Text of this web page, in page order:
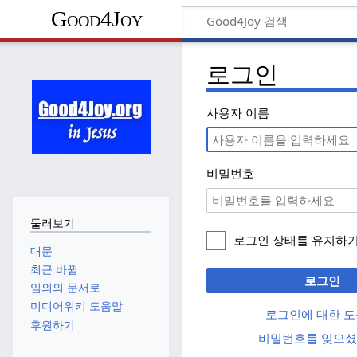
Good4Joy
로그인
사용자 이름
비밀번호
로그인 상태를 유지하기
로그인
로그인에 대한
비밀번호를 잊으
둘러보기
대문
최근 바뀜
임의의 문서로
미디어위키 도움말
후원하기